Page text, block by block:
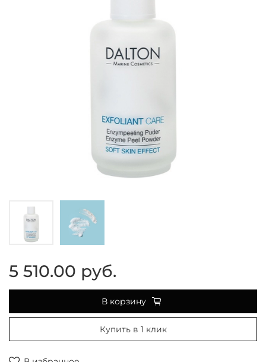
5 510.00 руб.
В корзину
Купить в 1 клик